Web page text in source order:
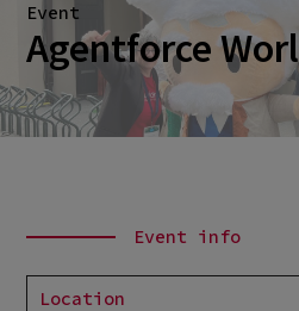
Event
Agentforce
Event info
Location